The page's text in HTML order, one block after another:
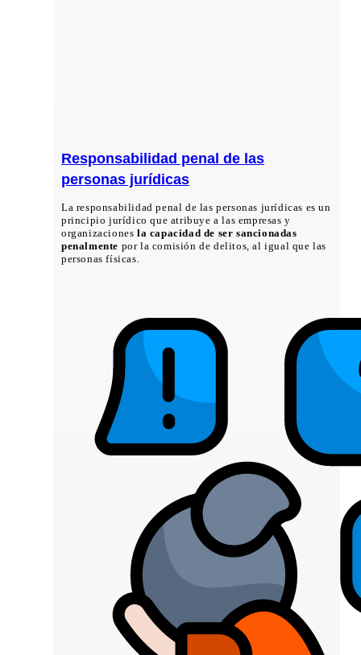
Responsabilidad penal de las
personas jurídicas
La responsabilidad penal de las personas jurídicas es un
principio jurídico que atribuye a las empresas y
organizaciones la capacidad de ser sancionadas
penalmente por la comisión de delitos, al igual que las
personas físicas.